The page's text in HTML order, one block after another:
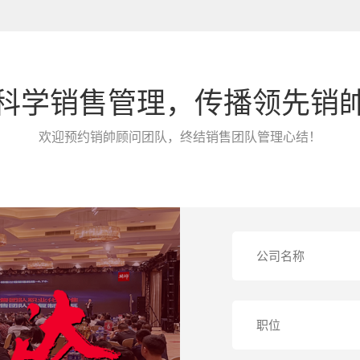
学销售管理，传播领先销
欢迎预约销帥顾问团队，终结销售团队管理心结！